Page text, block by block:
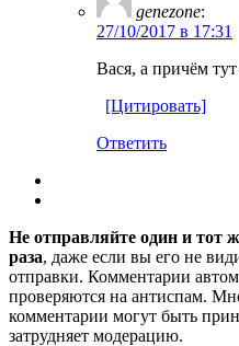
genezone:
27/10/2017 в 17:31
Вася, а причём
[Цитировать]
Ответить
Не отправляйте один и тот
раза, даже если вы его не
отправки. Комментарии
проверяются на антиспам.
комментарии могут быть
затрудняет модерацию.